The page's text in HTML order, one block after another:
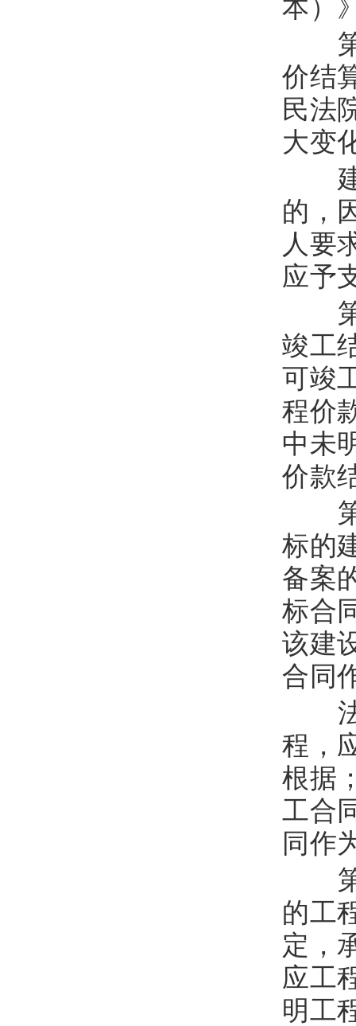
本）
价结
民法
大变
的，
人要
应予
竣工
可竣
程价
中未
价款
标的
备案
标合
该建
合同
程，
根据
工合
同作
的工
定，
应工
明工